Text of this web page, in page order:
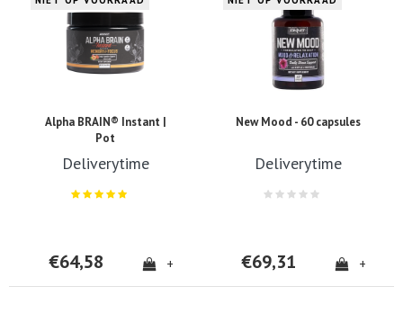
Alpha BRAIN® Instant |
Pot
Deliverytime
€64,58 +
New Mood - 60 capsules
Deliverytime
€69,31 +